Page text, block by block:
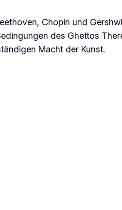
Chopin und
des Ghettos
Macht der Kunst.